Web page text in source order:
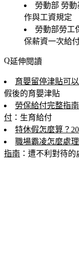
勞動部 勞動
作與工資規定
勞動部勞工
保薪資一次給
延伸閱讀
育嬰留停津貼可
假後的育嬰津貼
勞保給付完整指
付 ：生育給付
特休假怎麼算？
職場霸凌怎麼處
指南 ：遭不利對待的